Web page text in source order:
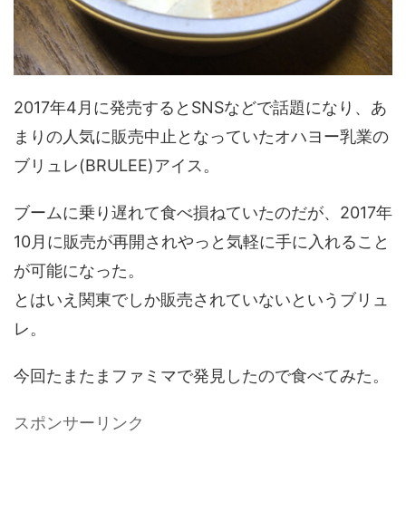
2017年4月に発売するとSNSなどで話題になり、あ
まりの人気に販売中止となっていたオハヨー乳業の
ブリュレ(BRULEE)アイス。
ブームに乗り遅れて食べ損ねていたのだが、2017年
10月に販売が再開されやっと気軽に手に入れること
が可能になった。
とはいえ関東でしか販売されていないというブリュ
レ。
今回たまたまファミマで発見したので食べてみた。
スポンサーリンク